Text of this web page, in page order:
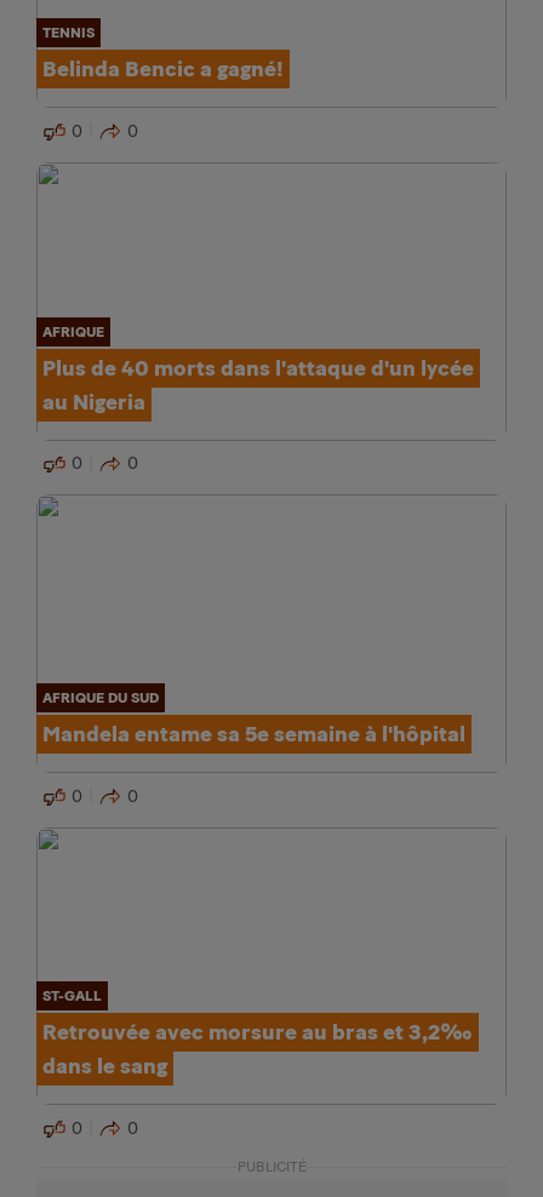
TENNIS
Belinda Bencic a gagné!
0 0
AFRIQUE
Plus de 40 morts dans l'attaque d'un lycée
au Nigeria
0 0
AFRIQUE DU SUD
Mandela entame sa 5e semaine à l'hôpital
0 0
ST-GALL
Retrouvée avec morsure au bras et 3,2‰
dans le sang
0 0
PUBLICITÉ